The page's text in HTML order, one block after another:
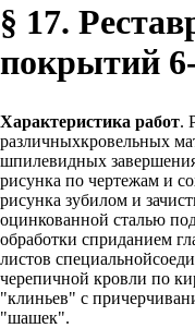
§ 17.
покрытий
Характеристика работ.
различныхкровельных
шпилевидных
рисунка по чертежам и
рисунка зубилом и
оцинкованной сталью
обработки сприданием
листов
черепичной кровли по
"клиньев" с
"шашек".